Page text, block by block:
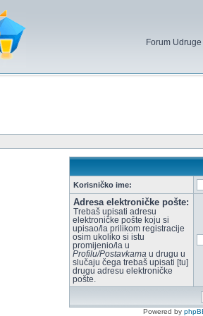
Forum
Korisničko ime:
Adresa elektroničke pošte:
Trebaš upisati adresu
elektroničke pošte koju si
upisao/la prilikom registracije
osim ukoliko si istu
promijenio/la u
Profilu/Postavkama u drugu u
slučaju čega trebaš upisati [tu]
drugu adresu elektroničke
pošte.
Powered by